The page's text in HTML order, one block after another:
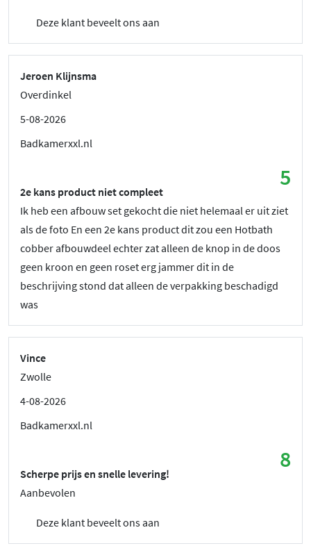
Deze klant beveelt ons aan
Jeroen Klijnsma
Overdinkel
5-08-2026
Badkamerxxl.nl
5
2e kans product niet compleet
Ik heb een afbouw set gekocht die niet helemaal er uit ziet
als de foto En een 2e kans product dit zou een Hotbath
cobber afbouwdeel echter zat alleen de knop in de doos
geen kroon en geen roset erg jammer dit in de
beschrijving stond dat alleen de verpakking beschadigd
was
Vince
Zwolle
4-08-2026
Badkamerxxl.nl
8
Scherpe prijs en snelle levering!
Aanbevolen
Deze klant beveelt ons aan